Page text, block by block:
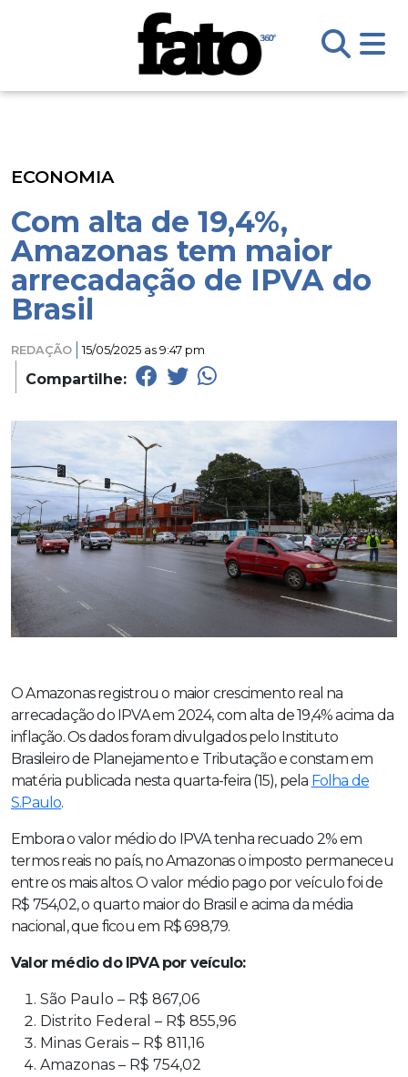
ECONOMIA
Com alta de 19,4%,
Amazonas tem maior
arrecadação de IPVA do
Brasil
REDAÇÃO 15/05/2025 as 9:47 pm
Compartilhe:
O Amazonas registrou o maior crescimento real na
arrecadação do IPVA em 2024, com alta de 19,4% acima da
inflação. Os dados foram divulgados pelo Instituto
Brasileiro de Planejamento e Tributação e constam em
matéria publicada nesta quarta-feira (15), pela Folha de
S.Paulo.
Embora o valor médio do IPVA tenha recuado 2% em
termos reais no país, no Amazonas o imposto permaneceu
entre os mais altos. O valor médio pago por veículo foi de
R$ 754,02, o quarto maior do Brasil e acima da média
nacional, que ficou em R$ 698,79.
Valor médio do IPVA por veículo:
São Paulo – R$ 867,06
Distrito Federal – R$ 855,96
Minas Gerais – R$ 811,16
Amazonas – R$ 754,02